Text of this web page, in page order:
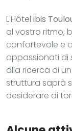
L'Hôtel ibis
al vostro ritmo,
confortevole e
appassionati di
alla ricerca di
struttura saprà
desiderare di